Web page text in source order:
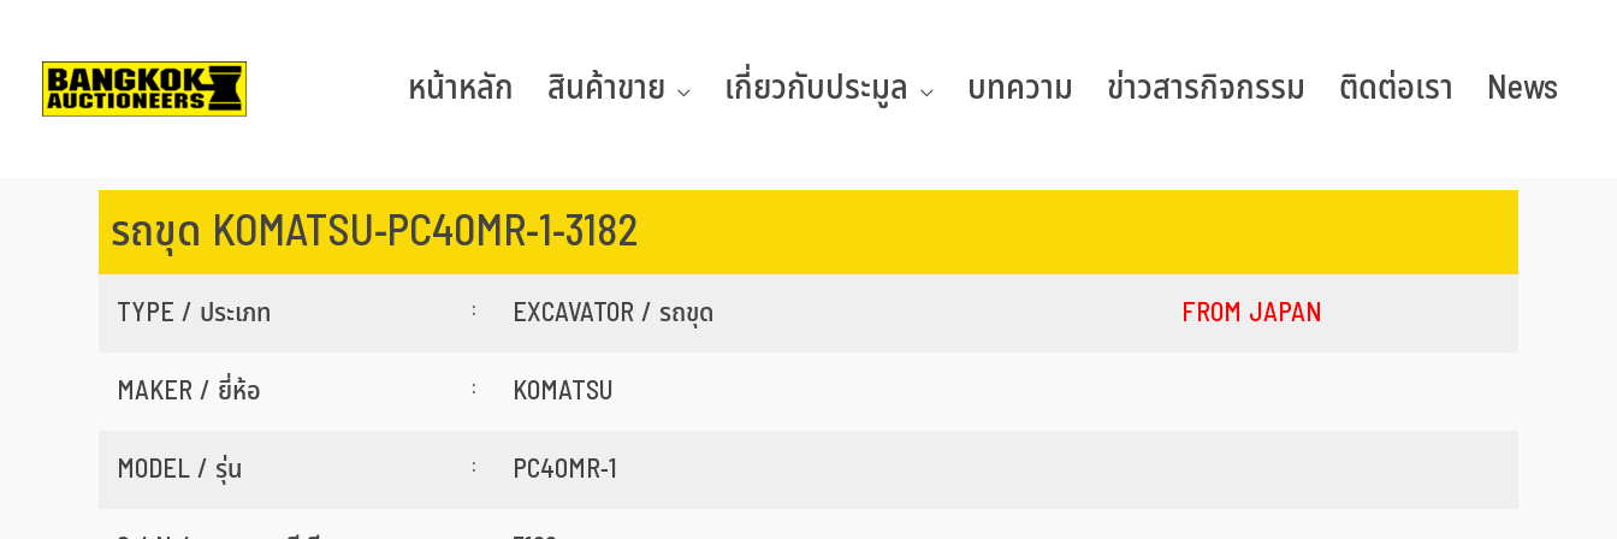
หน้าหลัก สินค้าขาย เกี่ยวกับประมูล บทความ ข่าวสารกิจกรรม ติดต่อเรา News
รถขุด KOMATSU-PC40MR-1-3182
TYPE / ประเภท : EXCAVATOR / รถขุด
FROM JAPAN
MAKER / ยี่ห้อ
:
KOMATSU
MODEL / รุ่น
:
PC40MR-1